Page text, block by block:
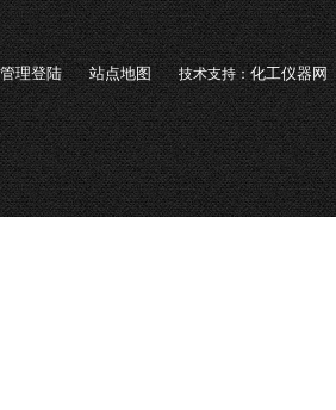
管理登陆 站点地图 技术支持：化工仪器网